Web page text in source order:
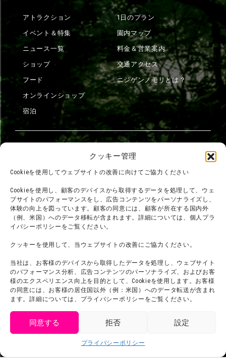
クッキー管理
Cookieを使用してウェブサイトの改善に向けてご協力ください
Cookieを使用し、顧客のデバイスから取得するデータを処理して、ウェ
ブサイトのパフォーマンスをし、広告コンテンツをパーソナライズし、
体験の向上を図っています。顧客の同意には、顧客が所在する国内外
（例、米国）へのデータ移転が含まれます。詳細については、個人プラ
イバシーポリシーをご覧ください。
クッキーを使用して、当ウェブサイトの改善にご協力ください。
当社は、お客様のデバイスから取得したデータを処理し、ウェブサイト
のパフォーマンス分析、広告コンテンツのパーソナライズ、およびお客
様のエクスペリエンス向上を目的として、Cookieを使用します。お客様
の同意には、お客様の居住国以外（例：米国）へのデータ転送が含まれ
ます。詳細については、プライバシーポリシーをご覧ください。
同意する 拒否 設定
プライバシーポリシー
アトラクション
イベント＆特集
ニュース一覧
ショップ
フード
オンラインショップ
宿泊
1日のプラン
園内マップ
料金＆営業案内
交通アクセス
ニジゲンノモリとは？
お問い合わせ
利用規約
プライバシーポリシー
プレスリリース
会社概要
スタッフ募集